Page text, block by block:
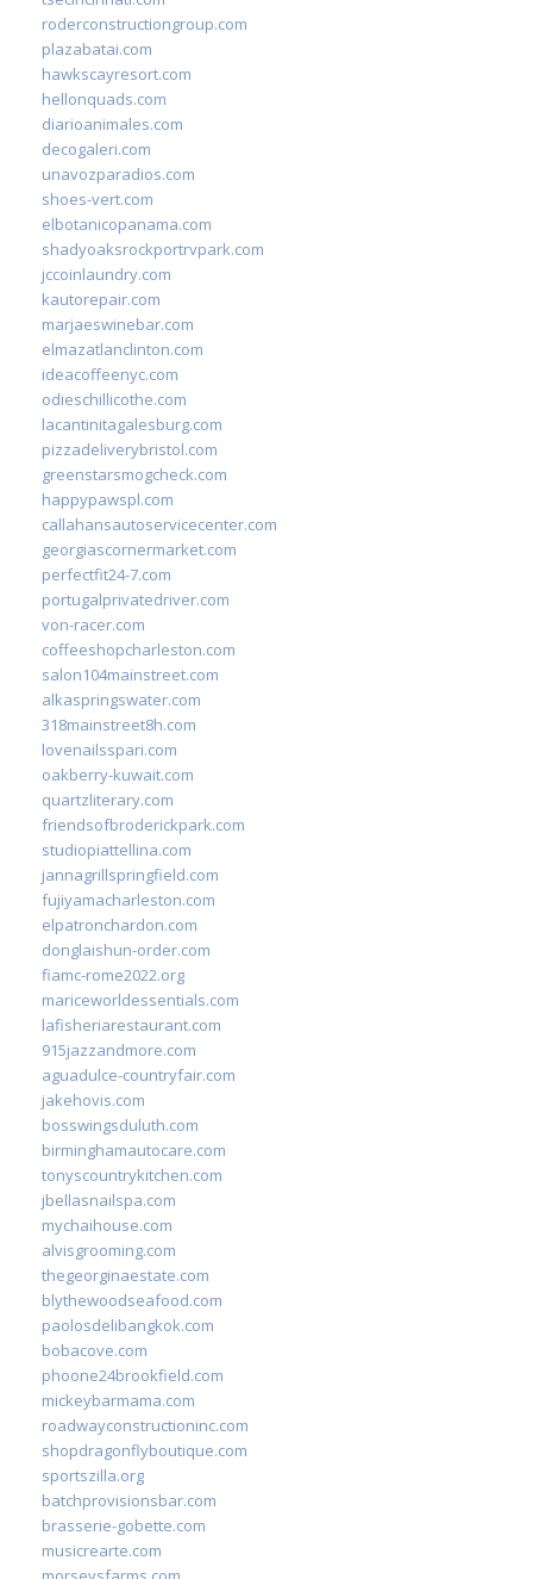
roderconstructiongroup.com
plazabatai.com
hawkscayresort.com
hellonquads.com
diarioanimales.com
decogaleri.com
unavozparadios.com
shoes-vert.com
elbotanicopanama.com
shadyoaksrockportrvpark.com
jccoinlaundry.com
kautorepair.com
marjaeswinebar.com
elmazatlanclinton.com
ideacoffeenyc.com
odieschillicothe.com
lacantinitagalesburg.com
pizzadeliverybristol.com
greenstarsmogcheck.com
happypawspl.com
callahansautoservicecenter.com
georgiascornermarket.com
perfectfit24-7.com
portugalprivatedriver.com
von-racer.com
coffeeshopcharleston.com
salon104mainstreet.com
alkaspringswater.com
318mainstreet8h.com
lovenailsspari.com
oakberry-kuwait.com
quartzliterary.com
friendsofbroderickpark.com
studiopiattellina.com
jannagrillspringfield.com
fujiyamacharleston.com
elpatronchardon.com
donglaishun-order.com
fiamc-rome2022.org
mariceworldessentials.com
lafisheriarestaurant.com
915jazzandmore.com
aguadulce-countryfair.com
jakehovis.com
bosswingsduluth.com
birminghamautocare.com
tonyscountrykitchen.com
jbellasnailspa.com
mychaihouse.com
alvisgrooming.com
thegeorginaestate.com
blythewoodseafood.com
paolosdelibangkok.com
bobacove.com
phoone24brookfield.com
mickeybarmama.com
roadwayconstructioninc.com
shopdragonflyboutique.com
sportszilla.org
batchprovisionsbar.com
brasserie-gobette.com
musicrearte.com